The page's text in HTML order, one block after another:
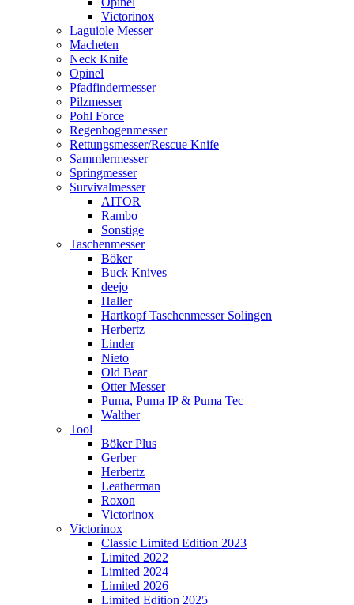
Victorinox
Laguiole Messer
Macheten
Neck Knife
Opinel
Pfadfindermesser
Pilzmesser
Pohl Force
Regenbogenmesser
Rettungsmesser/Rescue Knife
Sammlermesser
Springmesser
Survivalmesser
AITOR
Rambo
Sonstige
Taschenmesser
Böker
Buck Knives
deejo
Haller
Hartkopf Taschenmesser Solingen
Herbertz
Linder
Nieto
Old Bear
Otter Messer
Puma, Puma IP & Puma Tec
Walther
Tool
Böker Plus
Gerber
Herbertz
Leatherman
Roxon
Victorinox
Victorinox
Classic Limited Edition 2023
Limited 2022
Limited 2024
Limited 2026
Limited Edition 2025